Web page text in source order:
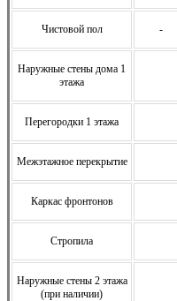
Чистовой пол -
Наружные стены дома 1
этажа
Перегородки 1 этажа
Межэтажное перекрытие
Каркас фронтонов
Стропила
Наружные стены 2 этажа
(при наличии)